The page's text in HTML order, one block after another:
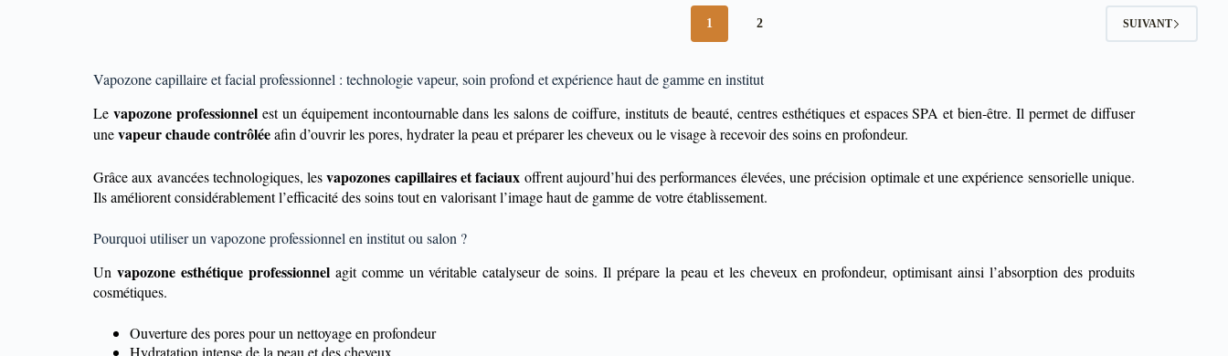
1 2 SUIVANT
Vapozone capillaire et facial professionnel : technologie vapeur, soin profond et expérience haut de gamme en institut
Le vapozone professionnelest un équipement incontournable dans les salons de coiffure, instituts de beauté, centres esthétiques et espaces SPA et bien-être. Il permet de diffuser
unevapeur chaude contrôléeafin d’ouvrir les pores, hydrater la peau et préparer les cheveux ou le visage à recevoir des soins en profondeur.
Grâce aux avancées technologiques, lesvapozones capillaires et faciaux offrent aujourd’hui des performances élevées, une précision optimale et une expérience sensorielle unique.
Ils améliorent considérablement l’efficacité des soins tout en valorisant l’image haut de gamme de votre établissement.
Pourquoi utiliser un vapozone professionnel en institut ou salon ?
Un vapozone esthétique professionnelagit comme un véritable catalyseur de soins. Il prépare la peau et les cheveux en profondeur, optimisant ainsi l’absorption des produits
cosmétiques.
Ouverture des pores pour un nettoyage en profondeur
Hydratation intense de la peau et des cheveux